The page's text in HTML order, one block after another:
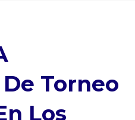
Torneo
Los